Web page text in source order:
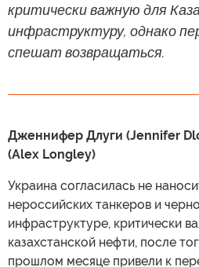
критически важную для
инфраструктуру, однако
спешат возвращаться.
Дженнифер Длуги (Jennifer
(Alex Longley)
Украина согласилась не
нероссийских танкеров и
инфраструктуре, критически
казахстанской нефти, после
прошлом месяце привели к